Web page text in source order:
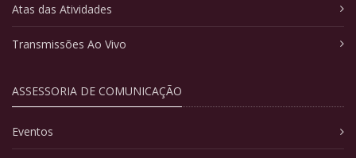
Atas das Atividades
Transmissões Ao Vivo
ASSESSORIA DE COMUNICAÇÃO
Eventos